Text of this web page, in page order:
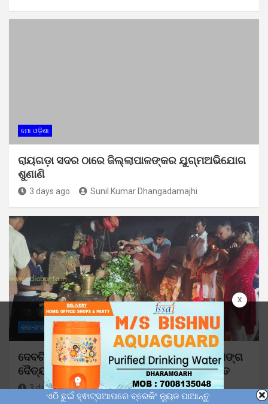
x
ମୋ ଓଡ଼ିଶା
ରାୟଗଡ଼ା ସଦର ଠାରେ ଜିଲ୍ଲାପାଳଙ୍କର ଯୁଗ୍ମଅଭିଯୋଗ
ଶୁଣାଣି
3 days ago Sunil Kumar Dhangadamajhi
କଳା-ସଂସ୍କୃତି ମୋ ଓଡ଼ିଶା
ଦେବଗିରି ମଠରେ ଶ୍ରାବଣ ପ୍ରଥମ ସୋମବାର: ଗୋସିଙ୍ଗ
ଦୈତ୍ୟ ପୂଜିତ ଶିବଲିଙ୍ଗରେ ଜଳାଭିଷେକ କଲେ ଭକ୍ତ
3 days ago Sunil Kumar Dhangadamajhi
ଏଠି ଛୁଇଁ ହ୍ଵାଟ୍ସଆପରେ ବ୍ରେକିଂ ନ୍ୟୁଜ ପାଆନ୍ତୁ